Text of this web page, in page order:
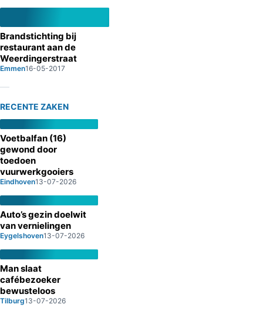
Brandstichting bij
restaurant aan de
Weerdingerstraat
Emmen16-05-2017
RECENTE ZAKEN
Voetbalfan (16)
gewond door
toedoen
vuurwerkgooiers
Eindhoven13-07-2026
Auto’s gezin doelwit
van vernielingen
Eygelshoven13-07-2026
Man slaat
cafébezoeker
bewusteloos
Tilburg13-07-2026